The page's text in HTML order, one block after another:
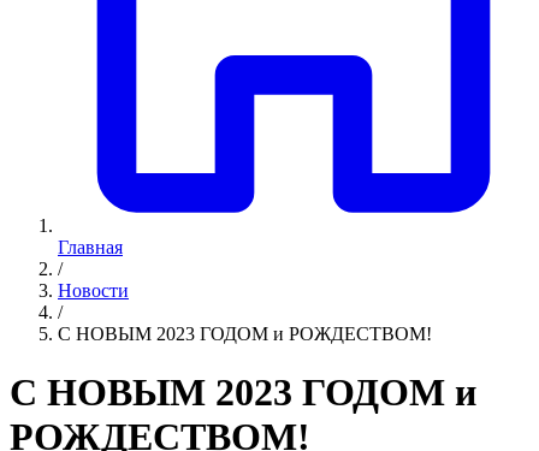
Главная
/
Новости
/
С НОВЫМ 2023 ГОДОМ и РОЖДЕСТВОМ!
С НОВЫМ 2023 ГОДОМ и
РОЖДЕСТВОМ!